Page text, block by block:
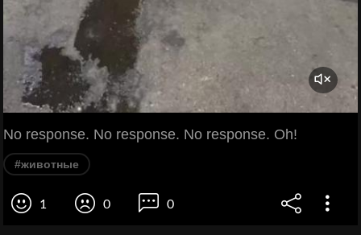
No response. No response. No response. Oh!
#животные
1 0 0